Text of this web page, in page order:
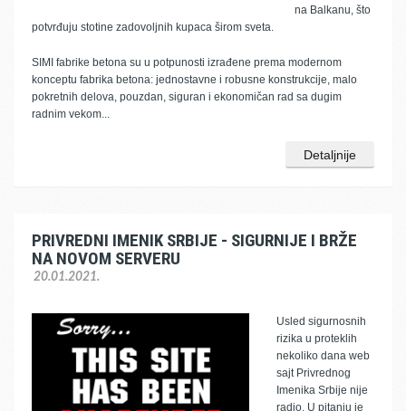
na Balkanu, što
potvrđuju stotine zadovoljnih kupaca širom sveta.
SIMI fabrike betona su u potpunosti izrađene prema modernom
konceptu fabrika betona: jednostavne i robusne konstrukcije, malo
pokretnih delova, pouzdan, siguran i ekonomičan rad sa dugim
radnim vekom...
Detaljnije
PRIVREDNI IMENIK SRBIJE - SIGURNIJE I BRŽE
NA NOVOM SERVERU
20.01.2021.
Usled sigurnosnih
rizika u proteklih
nekoliko dana web
sajt Privrednog
Imenika Srbije nije
radio. U pitanju je